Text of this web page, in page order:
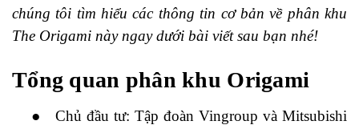
chúng tôi tìm hiểu các thông tin cơ bản về phân khu
The Origami này ngay dưới bài viết sau bạn nhé!
Tổng quan phân khu Origami
●
Chủ đầu tư: Tập đoàn Vingroup và Mitsubishi